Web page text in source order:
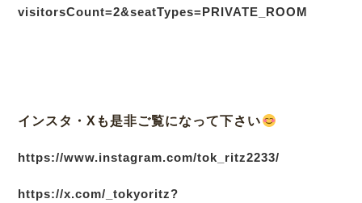
visitorsCount=2&seatTypes=PRIVATE_ROOM
インスタ・Xも是非ご覧になって下さい
https://www.instagram.com/tok_ritz2233/
https://x.com/_tokyoritz?